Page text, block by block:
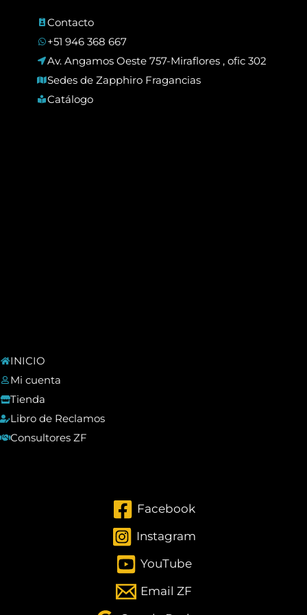
Contacto
+51 946 368 667
Av. Angamos Oeste 757-Miraflores , ofic 302
Sedes de Zapphiro Fragancias
Catálogo
INICIO
Mi cuenta
Tienda
Libro de Reclamos
Consultores ZF
Facebook
Instagram
YouTube
Email ZF